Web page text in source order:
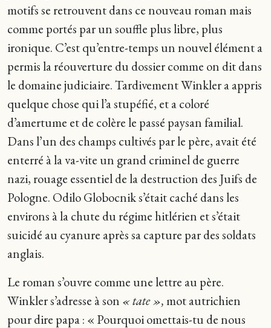
motifs se retrouvent dans ce nouveau roman mais
comme portés par un souffle plus libre, plus
ironique. C’est qu’entre-temps un nouvel élément a
permis la réouverture du dossier comme on dit dans
le domaine judiciaire. Tardivement Winkler a appris
quelque chose qui l’a stupéfié, et a coloré
d’amertume et de colère le passé paysan familial.
Dans l’un des champs cultivés par le père, avait été
enterré à la va-vite un grand criminel de guerre
nazi, rouage essentiel de la destruction des Juifs de
Pologne. Odilo Globocnik s’était caché dans les
environs à la chute du régime hitlérien et s’était
suicidé au cyanure après sa capture par des soldats
anglais.
Le roman s’ouvre comme une lettre au père.
Winkler s’adresse à son « tate »,mot autrichien
pour dire papa : « Pourquoi omettais-tu de nous